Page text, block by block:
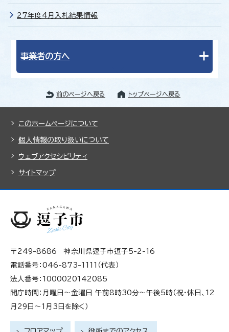
27年度4月入札結果情報
事業者の方へ
前のページへ戻る トップページへ戻る
このホームページについて
個人情報の取り扱いについて
ウェブアクセシビリティ
サイトマップ
〒249-8686 神奈川県逗子市逗子5-2-16
電話番号：046-873-1111（代表）
法人番号：1000020142085
開庁時間：月曜日～金曜日 午前8時30分～午後5時（祝・休日、12
月29日～1月3日を除く）